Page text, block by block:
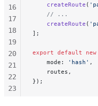
    createRoute
(
    // ...
    createRoute
(
];
export default new
    mode:
'hash' ,
    routes,
});
16
17
18
19
20
21
22
23